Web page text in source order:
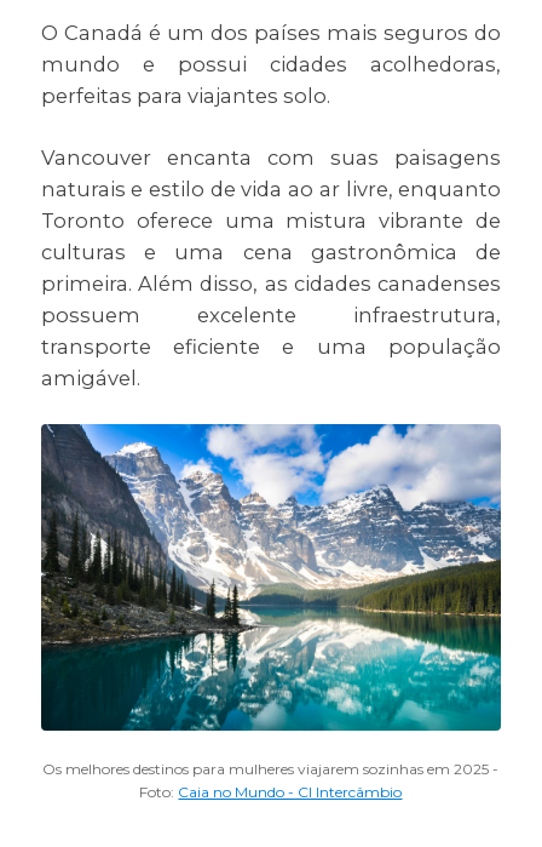
O Canadá é um dos países mais seguros do
mundo e possui cidades acolhedoras,
perfeitas para viajantes solo.
Vancouver encanta com suas paisagens
naturais e estilo de vida ao ar livre, enquanto
Toronto oferece uma mistura vibrante de
culturas e uma cena gastronômica de
primeira. Além disso, as cidades canadenses
possuem excelente infraestrutura,
transporte eficiente e uma população
amigável.
Os melhores destinos para mulheres viajarem sozinhas em 2025 -
Foto: Caia no Mundo - CI Intercâmbio